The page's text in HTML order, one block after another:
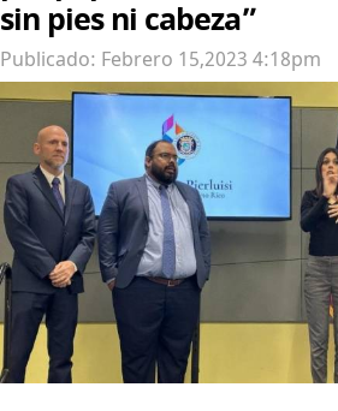
sin pies ni cabeza”
Publicado: Febrero 15,2023 4:18pm